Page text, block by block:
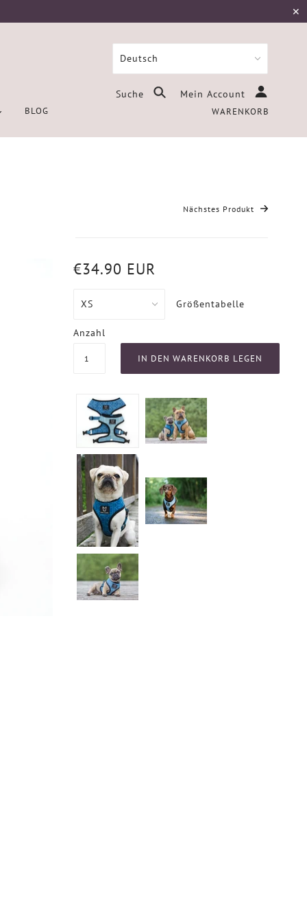
✕
Suche Mein Account
BLOG WARENKORB
Nächstes Produkt
€34.90 EUR
Größentabelle
Anzahl